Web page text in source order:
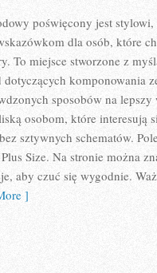
poświęcony jest
dla osób, które
To miejsce stworzone z
komponowania
sposobów na
osobom, które interesują
sztywnych schematów.
Size. Na stronie można
aby czuć się wygodnie.
]